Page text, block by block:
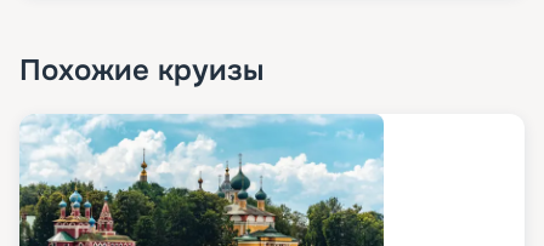
Похожие круизы